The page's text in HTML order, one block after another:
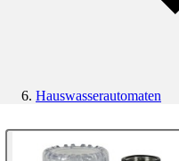
Hauswasserautomaten